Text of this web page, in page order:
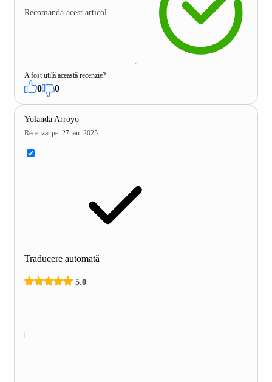
Recomandă acest articol
A fost utilă această recenzie?
0 0
Yolanda Arroyo
Recenzat pe: 27 ian. 2025
Traducere automată
5.0